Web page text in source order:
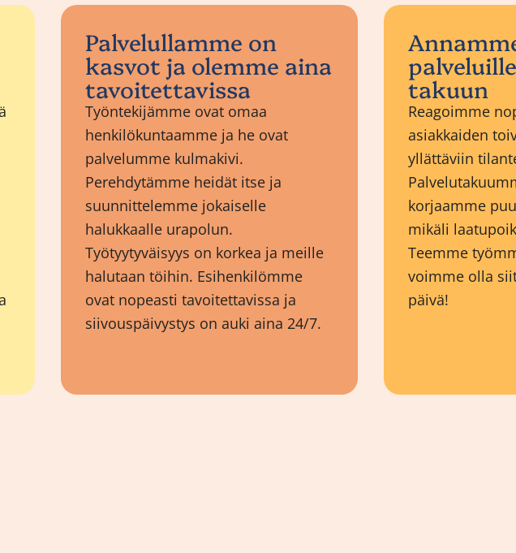
Palvelullamme on
kasvot ja olemme aina
tavoitettavissa
Työntekijämme ovat omaa
henkilökuntaamme ja he ovat
palvelumme kulmakivi.
Perehdytämme heidät itse ja
suunnittelemme jokaiselle
halukkaalle urapolun.
Työtyytyväisyys on korkea ja meille
halutaan töihin. Esihenkilömme
ovat nopeasti tavoitettavissa ja
siivouspäivystys on auki aina 24/7.
takuun
Reagoimme
asiakkaiden
yllättäviin
korjaamme
mikäli
Teemme
voimme olla
päivä!